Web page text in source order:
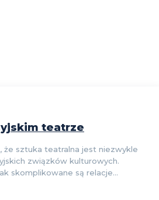
teatrze
że sztuka teatralna jest niezwykle
związków kulturowych.
skomplikowane są relacje...